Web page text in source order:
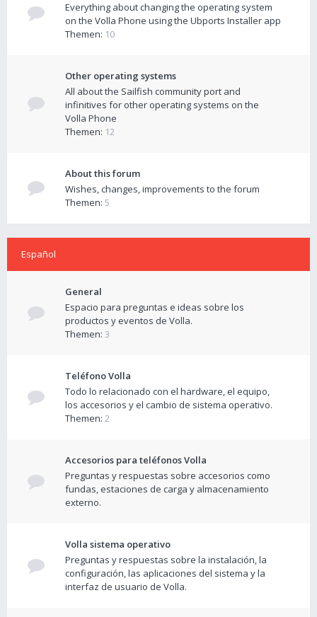
Everything about changing the operating system
on the Volla Phone using the Ubports Installer app
Themen: 10
Other operating systems
All about the Sailfish community port and
infinitives for other operating systems on the
Volla Phone
Themen: 12
About this forum
Wishes, changes, improvements to the forum
Themen: 5
Español
General
Espacio para preguntas e ideas sobre los
productos y eventos de Volla.
Themen: 3
Teléfono Volla
Todo lo relacionado con el hardware, el equipo,
los accesorios y el cambio de sistema operativo.
Themen: 2
Accesorios para teléfonos Volla
Preguntas y respuestas sobre accesorios como
fundas, estaciones de carga y almacenamiento
externo.
Volla sistema operativo
Preguntas y respuestas sobre la instalación, la
configuración, las aplicaciones del sistema y la
interfaz de usuario de Volla.